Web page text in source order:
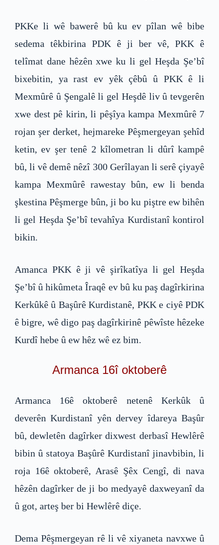
PKKe li wê bawerê bû ku ev pîlan wê bibe
sedema têkbirina PDK ê ji ber vê, PKK ê
telîmat dane hêzên xwe ku li gel Heşda Şe’bî
bixebitin, ya rast ev yêk çêbû û PKK ê li
Mexmûrê û Şengalê li gel Heşdê liv û tevgerên
xwe dest pê kirin, li pêşîya kampa Mexmûrê 7
rojan şer derket, hejmareke Pêşmergeyan şehîd
ketin, ev şer tenê 2 kîlometran li dûrî kampê
bû, li vê demê nêzî 300 Gerîlayan li serê çiyayê
kampa Mexmûrê rawestay bûn, ew li benda
şkestina Pêşmerge bûn, ji bo ku piştre ew bihên
li gel Heşda Şe’bî tevahîya Kurdistanî kontirol
bikin.
Amanca PKK ê ji vê şirîkatîya li gel Heşda
Şe’bî û hikûmeta Îraqê ev bû ku paş dagîrkirina
Kerkûkê û Başûrê Kurdistanê, PKK e ciyê PDK
ê bigre, wê digo paş dagîrkirinê pêwîste hêzeke
Kurdî hebe û ew hêz wê ez bim.
Armanca 16î oktoberê
Armanca 16ê oktoberê netenê Kerkûk û
deverên Kurdistanî yên dervey îdareya Başûr
bû, dewletên dagîrker dixwest derbasî Hewlêrê
bibin û statoya Başûrê Kurdistanî jinavbibin, li
roja 16ê oktoberê, Arasê Şêx Cengî, di nava
hêzên dagîrker de ji bo medyayê daxweyanî da
û got, arteş ber bi Hewlêrê diçe.
Dema Pêşmergeyan rê li vê xiyaneta navxwe û